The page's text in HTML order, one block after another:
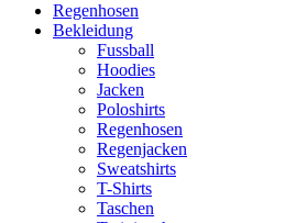
Regenhosen
Bekleidung
Fussball
Hoodies
Jacken
Poloshirts
Regenhosen
Regenjacken
Sweatshirts
T-Shirts
Taschen